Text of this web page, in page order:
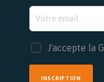
J'accepte la
INSCRIPTION